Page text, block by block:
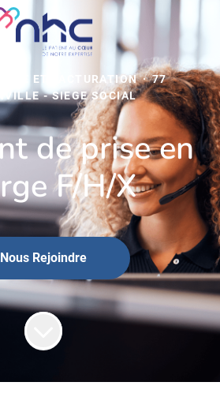
ET FACTURATION · 77
- SIEGE SOCIAL
de prise en
F/H/X
Nous Rejoindre